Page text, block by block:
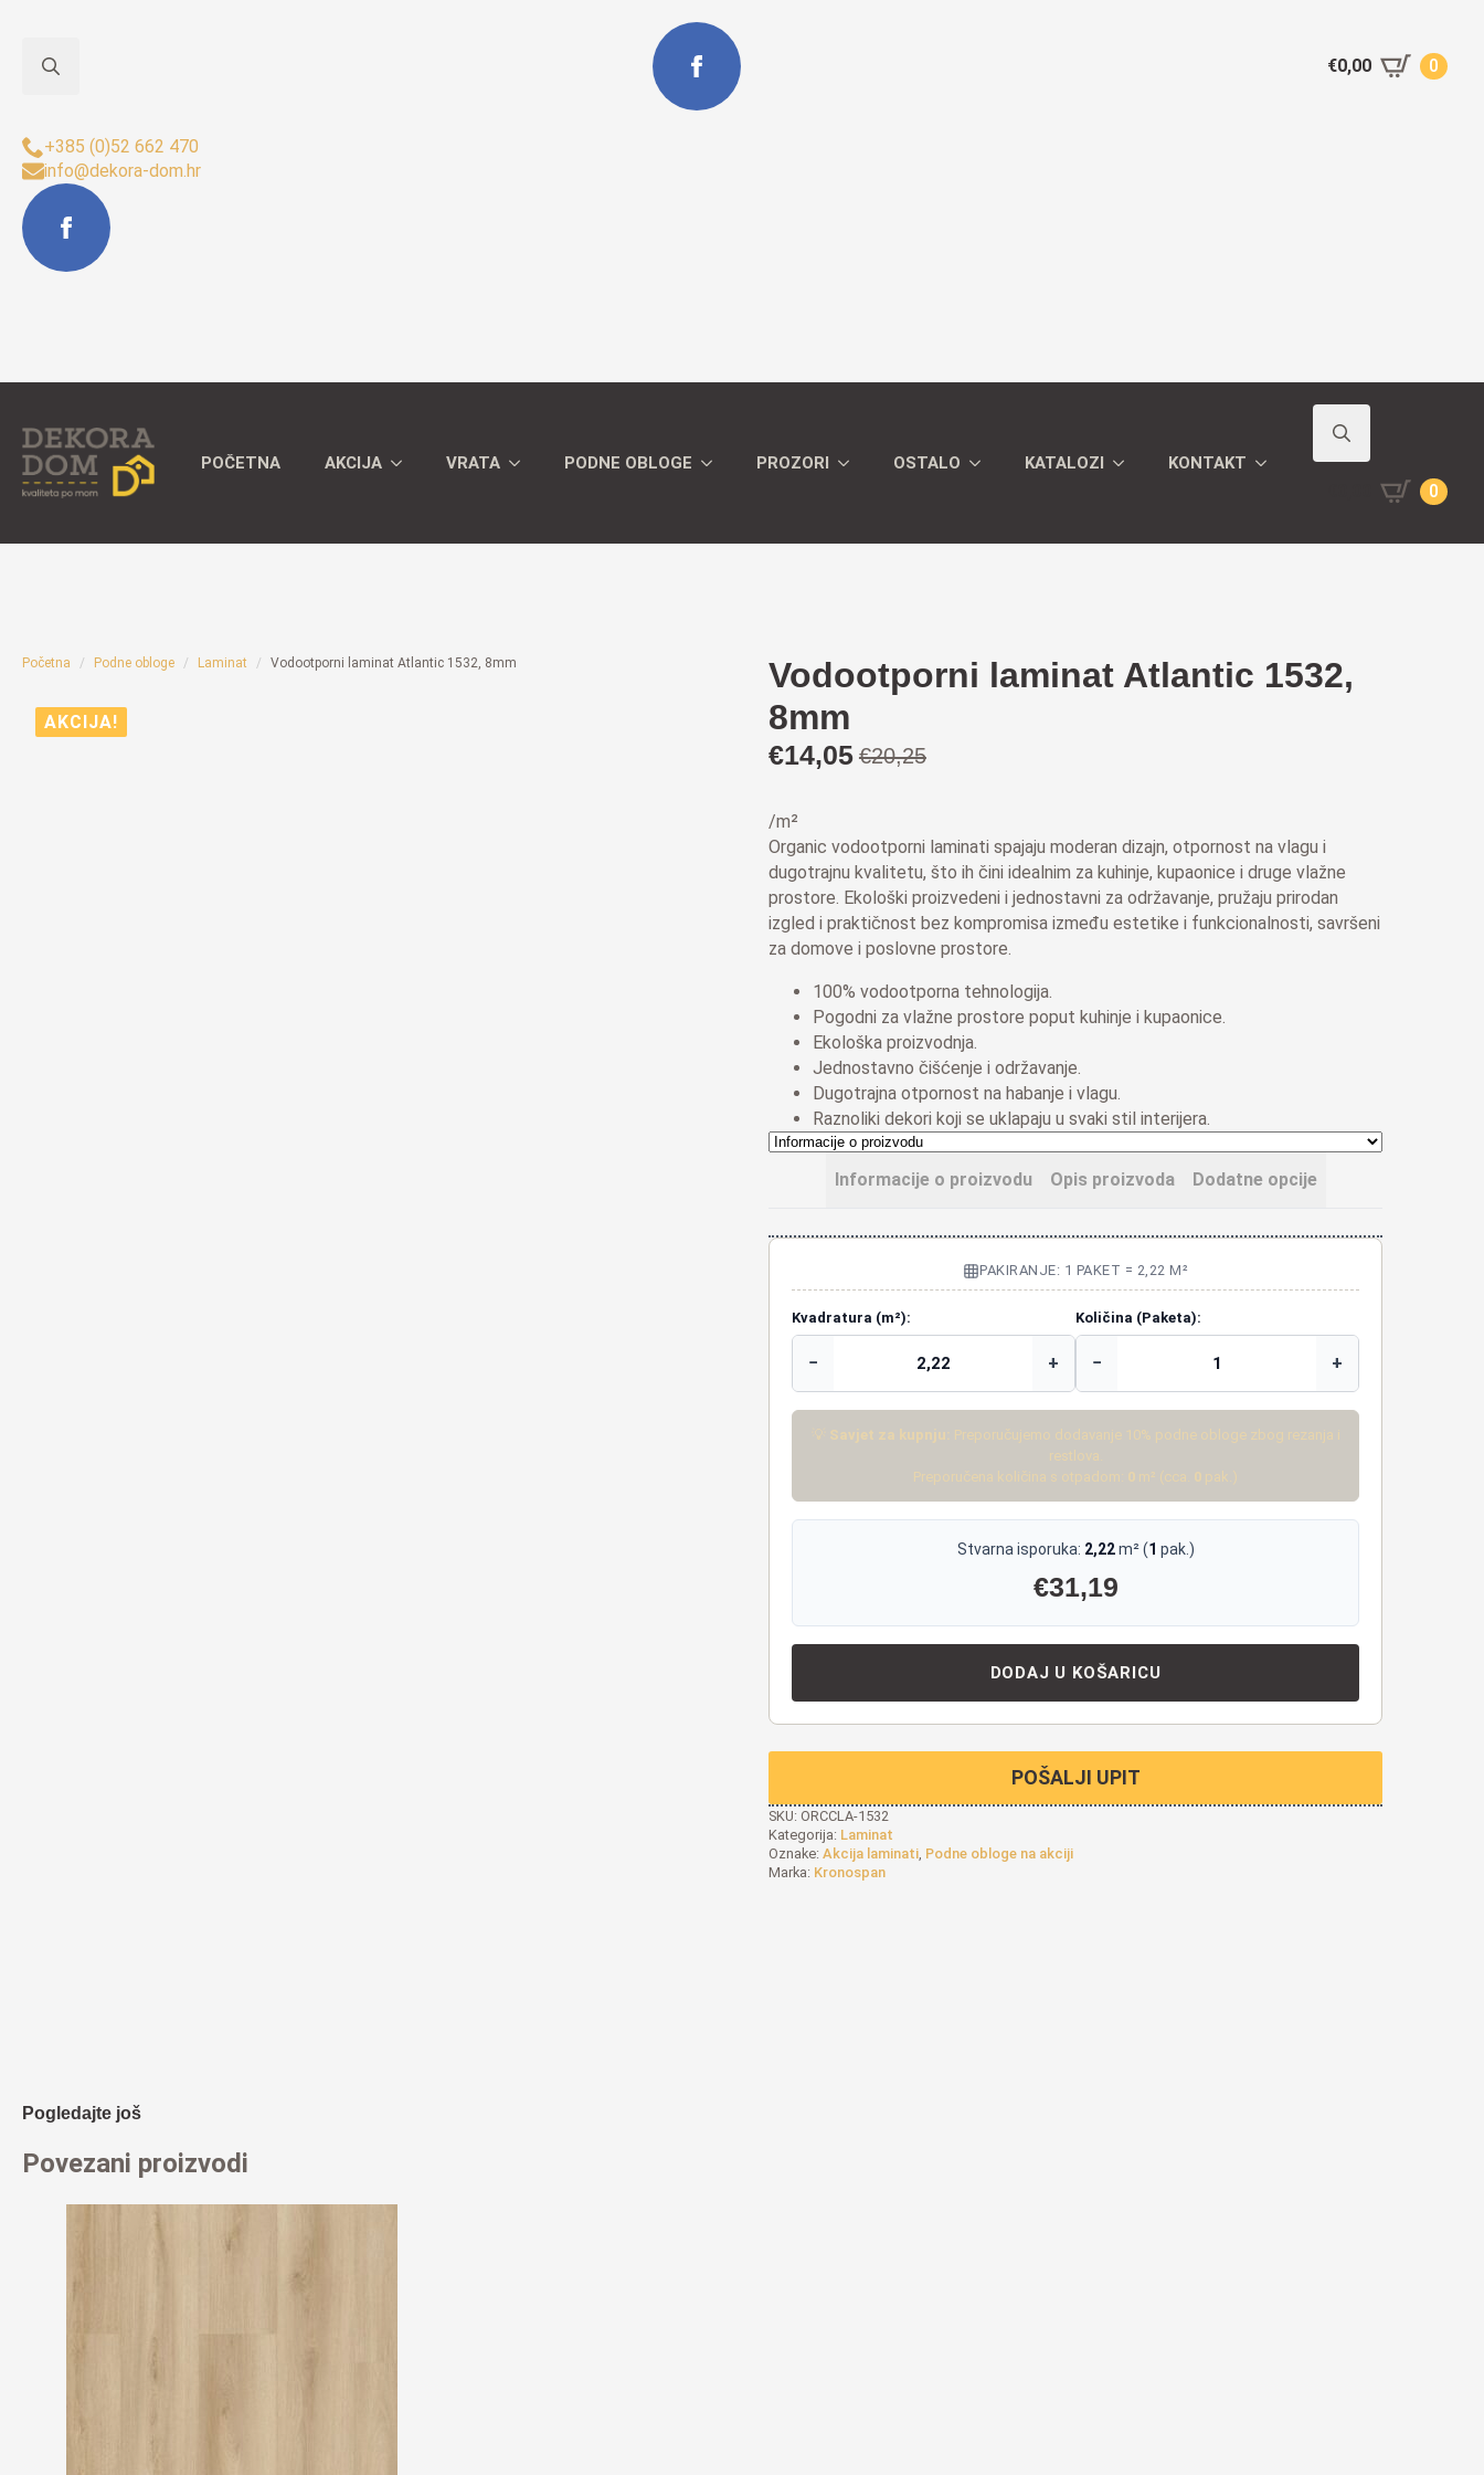
+385 (0)52 662 470
info@dekora-dom.hr
POČETNA AKCIJA VRATA PODNE OBLOGE PROZORI OSTALO KATALOZI KONTAKT
0
€0,00 0
Početna Podne obloge Laminat Vodootporni laminat Atlantic 1532, 8mm
AKCIJA!
Vodootporni laminat Atlantic 1532,
8mm
€20,25
Izvorna
bila
je:
€20,25.
€14,05
Trenutna
je:
€14,05.
/m²
Organic vodootporni laminati spajaju moderan dizajn, otpornost na vlagu i
dugotrajnu kvalitetu, što ih čini idealnim za kuhinje, kupaonice i druge vlažne
prostore. Ekološki proizvedeni i jednostavni za održavanje, pružaju prirodan
izgled i praktičnost bez kompromisa između estetike i funkcionalnosti, savršeni
za domove i poslovne prostore.
100% vodootporna tehnologija.
Pogodni za vlažne prostore poput kuhinje i kupaonice.
Ekološka proizvodnja.
Jednostavno čišćenje i održavanje.
Dugotrajna otpornost na habanje i vlagu.
Raznoliki dekori koji se uklapaju u svaki stil interijera.
Informacije o proizvodu Opis proizvoda Dodatne opcije
PAKIRANJE: 1 PAKET = 2,22 M²
Kvadratura (m²):
− +
Količina (Paketa):
− +
💡 Savjet za kupnju: Preporučujemo dodavanje 10% podne obloge zbog rezanja i
restlova.
Preporučena količina s otpadom: 0 m² (cca. 0 pak.)
Stvarna isporuka: 2,22m² (1 pak.)
€31,19
DODAJ U KOŠARICU
POŠALJI UPIT
SKU: ORCCLA-1532
Kategorija: Laminat
Oznake: Akcija laminati, Podne obloge na akciji
Marka: Kronospan
Pogledajte još
Povezani proizvodi